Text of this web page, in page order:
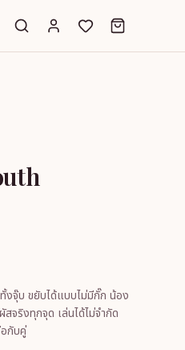
จุ๊บ ขยับได้แบบไม่มีกั๊ก น้อง
จริงทุกจุด เล่นได้ไม่จำกัด
กับคู่